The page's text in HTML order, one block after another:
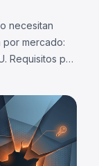
necesitan
por mercado:
Requisitos por